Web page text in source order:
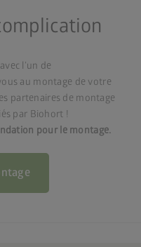
l’un de
au montage de votre
partenaires de montage
par Biohort !
pour le montage.